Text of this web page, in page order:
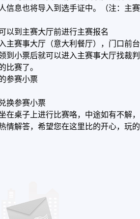
信息也将导入到选手证中。（注：主赛
以到主赛大厅前进行主赛报名
主赛事大厅（意大利餐厅），门口前台
到小票后就可以进入主赛事大厅找裁判
比赛了。
参赛小票
换参赛小票
在桌子上进行比赛咯，中途如有不解，
情解答，希望您在这里比的开心，玩的